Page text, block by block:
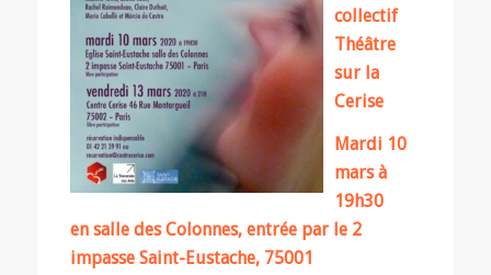
collectif
Théâtre
sur la
Cerise
Mardi 10
mars à
19h30
en salle des Colonnes, entrée par le 2
impasse Saint-Eustache, 75001